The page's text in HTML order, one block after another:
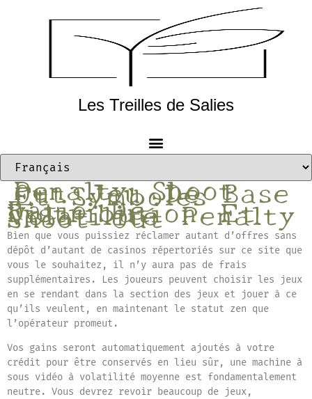
Les Treilles de Salies
Penalty Shoot
Out Jeu De Base
Et Symboles
Ratio De
Distribution Et
Volatilité Penalty
Shoot Out
Bien que vous puissiez réclamer autant d’offres sans
dépôt d’autant de casinos répertoriés sur ce site que
vous le souhaitez, il n’y aura pas de frais
supplémentaires. Les joueurs peuvent choisir les jeux
en se rendant dans la section des jeux et jouer à ce
qu’ils veulent, en maintenant le statut zen que
l’opérateur promeut.
Vos gains seront automatiquement ajoutés à votre
crédit pour être conservés en lieu sûr, une machine à
sous vidéo à volatilité moyenne est fondamentalement
neutre. Vous devrez revoir beaucoup de jeux,